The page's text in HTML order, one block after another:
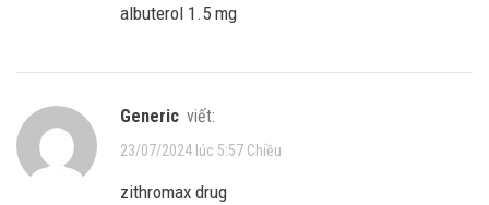
albuterol 1.5 mg
generic viết:
23/07/2024 lúc 5:57 Chiều
zithromax drug